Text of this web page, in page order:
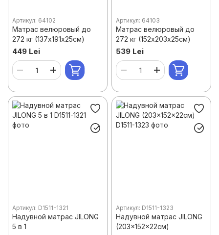
Артикул: 64102
Матрас велюровый до
272 кг (137х191х25см)
449 Lei
Артикул: 64103
Матрас велюровый до
272 кг (152х203х25см)
539 Lei
Артикул: D1511-1321
Надувной матрас JILONG
5 в 1
Артикул: D1511-1323
Надувной матрас JILONG
(203x152x22см)